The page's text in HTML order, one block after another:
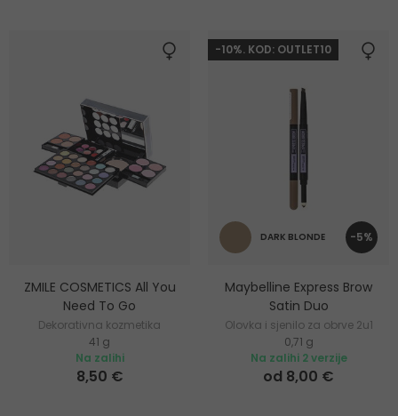
ZMILE COSMETICS All You
Need To Go
Dekorativna kozmetika
41 g
Na zalihi
8,50 €
-10%. KOD: OUTLET10
-5%
DARK BLONDE
Maybelline Express Brow
Satin Duo
Olovka i sjenilo za obrve 2u1
0,71 g
Na zalihi 2 verzije
od 8,00 €